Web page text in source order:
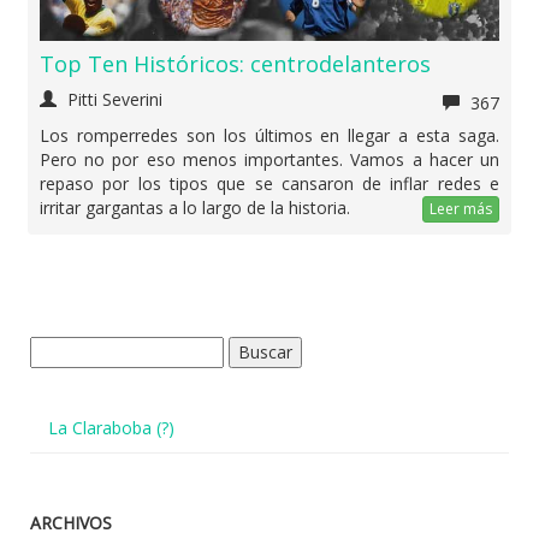
Top Ten Históricos: centrodelanteros
Pitti Severini
367
Los romperredes son los últimos en llegar a esta saga.
Pero no por eso menos importantes. Vamos a hacer un
repaso por los tipos que se cansaron de inflar redes e
irritar gargantas a lo largo de la historia.
Leer más
La Claraboba (?)
ARCHIVOS